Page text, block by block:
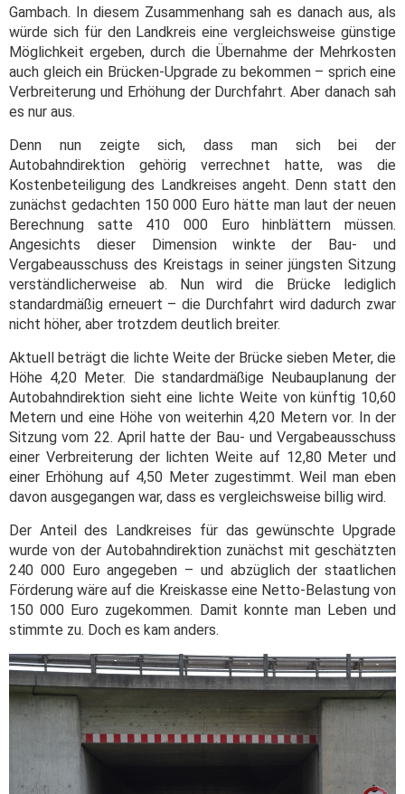
Gambach. In diesem Zusammenhang sah es danach aus, als
würde sich für den Landkreis eine vergleichsweise günstige
Möglichkeit ergeben, durch die Übernahme der Mehrkosten
auch gleich ein Brücken-Upgrade zu bekommen – sprich eine
Verbreiterung und Erhöhung der Durchfahrt. Aber danach sah
es nur aus.
Denn nun zeigte sich, dass man sich bei der
Autobahndirektion gehörig verrechnet hatte, was die
Kostenbeteiligung des Landkreises angeht. Denn statt den
zunächst gedachten 150 000 Euro hätte man laut der neuen
Berechnung satte 410 000 Euro hinblättern müssen.
Angesichts dieser Dimension winkte der Bau- und
Vergabeausschuss des Kreistags in seiner jüngsten Sitzung
verständlicherweise ab. Nun wird die Brücke lediglich
standardmäßig erneuert – die Durchfahrt wird dadurch zwar
nicht höher, aber trotzdem deutlich breiter.
Aktuell beträgt die lichte Weite der Brücke sieben Meter, die
Höhe 4,20 Meter. Die standardmäßige Neubauplanung der
Autobahndirektion sieht eine lichte Weite von künftig 10,60
Metern und eine Höhe von weiterhin 4,20 Metern vor. In der
Sitzung vom 22. April hatte der Bau- und Vergabeausschuss
einer Verbreiterung der lichten Weite auf 12,80 Meter und
einer Erhöhung auf 4,50 Meter zugestimmt. Weil man eben
davon ausgegangen war, dass es vergleichsweise billig wird.
Der Anteil des Landkreises für das gewünschte Upgrade
wurde von der Autobahndirektion zunächst mit geschätzten
240 000 Euro angegeben – und abzüglich der staatlichen
Förderung wäre auf die Kreiskasse eine Netto-Belastung von
150 000 Euro zugekommen. Damit konnte man Leben und
stimmte zu. Doch es kam anders.